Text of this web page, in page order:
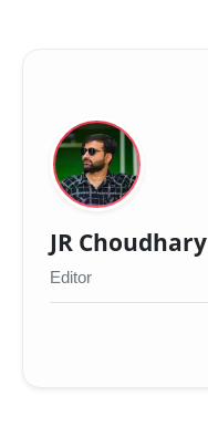
JR Choudhary
Editor